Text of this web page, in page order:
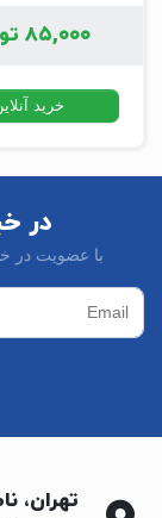
۸۵,۰۰۰
خرید
در
با عضویت در
تهران،